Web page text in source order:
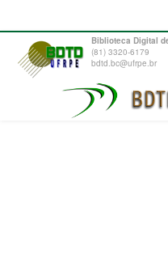
Biblioteca Digital
(81) 3320-6179
bdtd.bc@ufrpe.br